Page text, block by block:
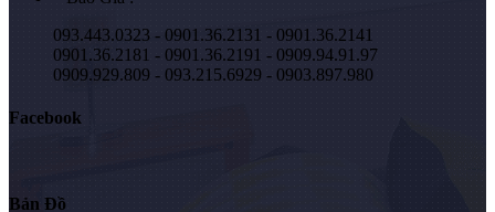
093.443.0323 - 0901.36.2131 - 0901.36.2141
0901.36.2181 - 0901.36.2191 - 0909.94.91.97
0909.929.809 - 093.215.6929 - 0903.897.980
Facebook
Bản Đồ